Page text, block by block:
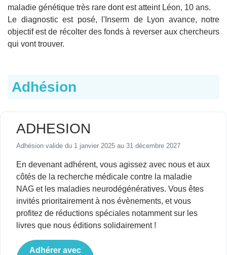
maladie génétique très rare dont est atteint Léon, 10 ans.
Le diagnostic est posé, l'Inserm de Lyon avance, notre
objectif est de récolter des fonds à reverser aux chercheurs
qui vont trouver.
Adhésion
ADHESION
Adhésion valide du 1 janvier 2025 au 31 décembre 2027
En devenant adhérent, vous agissez avec nous et aux
côtés de la recherche médicale contre la maladie
NAG et les maladies neurodégénératives. Vous êtes
invités prioritairement à nos évènements, et vous
profitez de réductions spéciales notamment sur les
livres que nous éditions solidairement !
Adhérer avec